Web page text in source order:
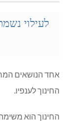
לעילוי
אחד הנושאים
החינוך לענפיו.
החינוך הוא